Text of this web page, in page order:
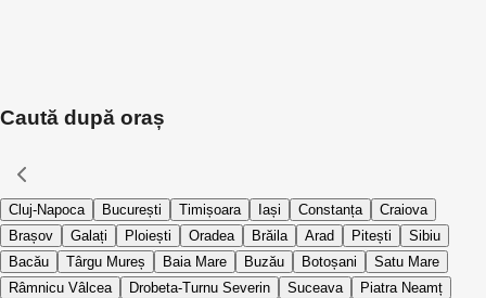
Caută după oraș
Cluj-Napoca București Timișoara Iași Constanța
Craiova
Brașov
Galați Ploiești Oradea Brăila Arad Pitești
Sibiu
Bacău
Târgu Mureș Baia Mare Buzău Botoșani
Satu Mare
Râmnicu Vâlcea
Drobeta-Turnu Severin Suceava
Piatra Neamț